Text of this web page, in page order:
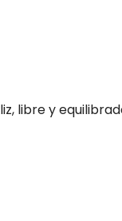
libre y